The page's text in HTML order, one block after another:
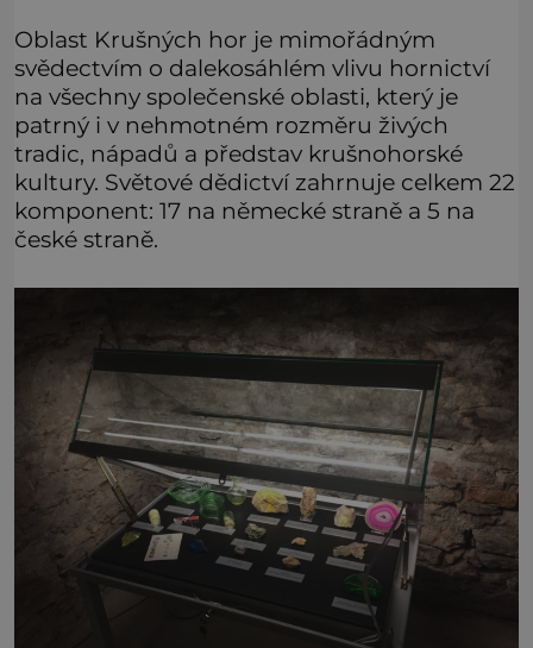
Oblast Krušných hor je mimořádným
svědectvím o dalekosáhlém vlivu hornictví
na všechny společenské oblasti, který je
patrný i v nehmotném rozměru živých
tradic, nápadů a představ krušnohorské
kultury. Světové dědictví zahrnuje celkem 22
komponent: 17 na německé straně a 5 na
české straně.